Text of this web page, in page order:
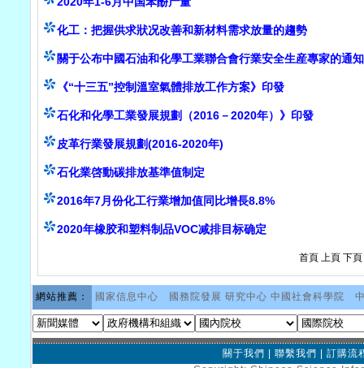
化工：把握供求狀况改善和新材料需求放量的趨勢
關于公布中國石油和化學工業聯合會行業安全生産專家的通知
《“十三五”控制溫室氣體排放工作方案》印發
石化和化學工業發展規劃（2016－2020年）》印發
皮革行業發展規劃(2016-2020年)
石化業啓動碳排放基準值制定
2016年7月份化工行業增加值同比增長8.8%
2020年橡胶和塑料制品VOC减排目标确定
首頁 上頁 下頁
網站推薦： 國家信息中心 國務院發展 研究中心 中國社會科學院
關于我們 聯繫我們
訂購流